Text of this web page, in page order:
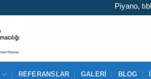
Piyano, tıbbi
REFERANSLAR GALERI BLOG